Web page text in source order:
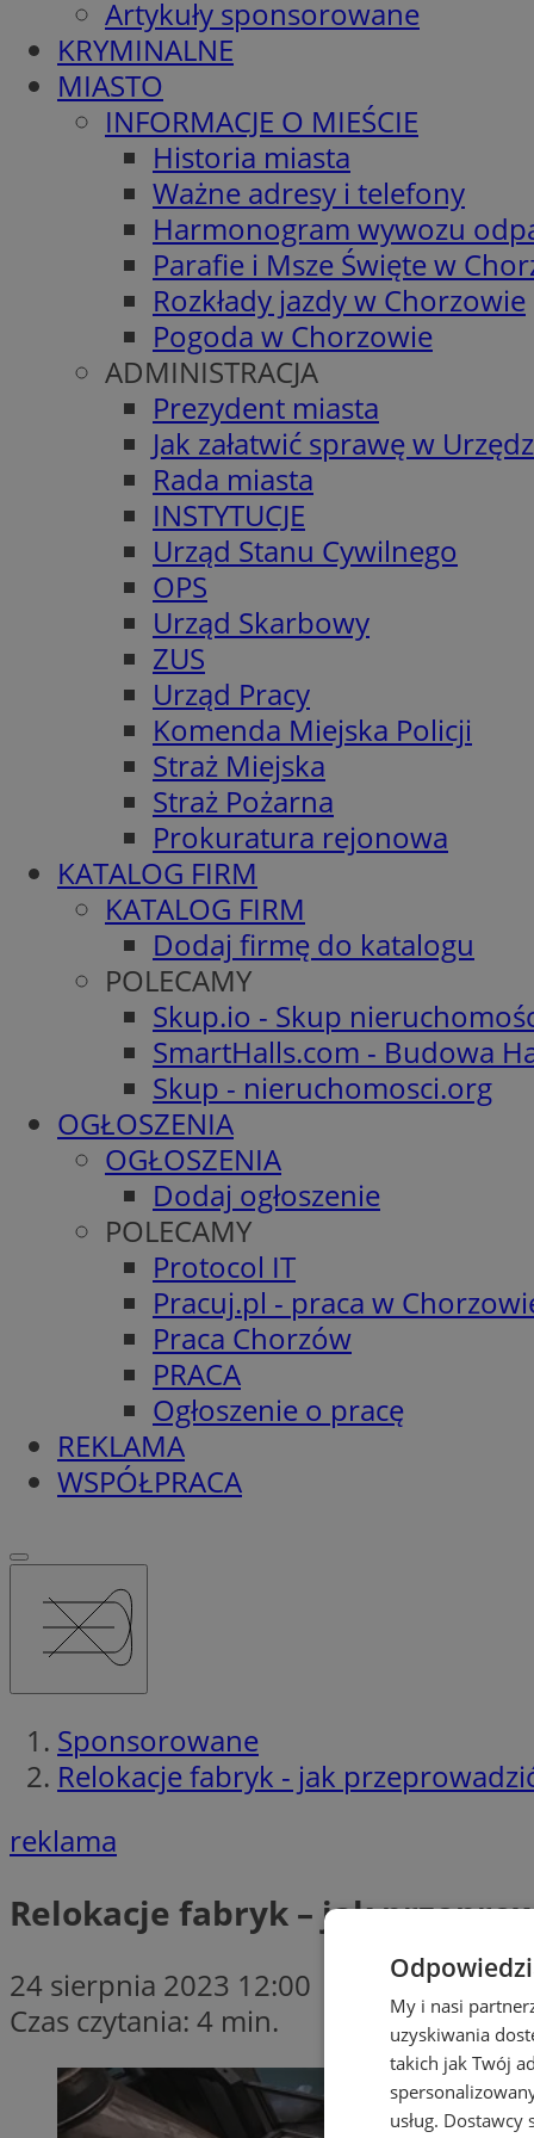
Artykuły sponsorowane
KRYMINALNE
MIASTO
INFORMACJE O MIEŚCIE
Historia miasta
Ważne adresy i telefony
Harmonogram wywozu
Parafie i Msze Święte w
Rozkłady jazdy w Chorzowie
Pogoda w Chorzowie
ADMINISTRACJA
Prezydent miasta
Jak załatwić sprawę w
Rada miasta
INSTYTUCJE
Urząd Stanu Cywilnego
OPS
Urząd Skarbowy
ZUS
Urząd Pracy
Komenda Miejska Policji
Straż Miejska
Straż Pożarna
Prokuratura rejonowa
KATALOG FIRM
KATALOG FIRM
Dodaj firmę do katalogu
POLECAMY
Skup.io - Skup
SmartHalls.com - Budowa
Skup - nieruchomosci.org
OGŁOSZENIA
OGŁOSZENIA
Dodaj ogłoszenie
POLECAMY
Protocol IT
Pracuj.pl - praca w
Praca Chorzów
PRACA
Ogłoszenie o pracę
REKLAMA
WSPÓŁPRACA
Sponsorowane
Relokacje fabryk - jak
reklama
Relokacje fabryk – jak
24 sierpnia 2023 12:00
Czas czytania: 4 min.
My i nasi
uzyskiwania
takich jak Twój
usług. Dostawcy